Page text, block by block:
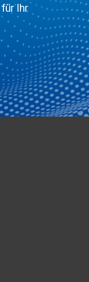
UL-RC/
Produkt
Ihr